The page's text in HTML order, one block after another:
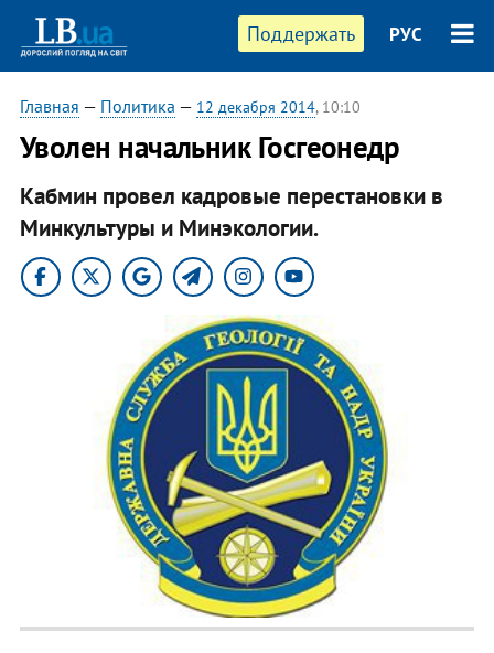
Поддержать РУС
Главная — Политика — 12 декабря 2014, 10:10
Уволен начальник Госгеонедр
Кабмин провел кадровые перестановки в
Минкультуры и Минэкологии.